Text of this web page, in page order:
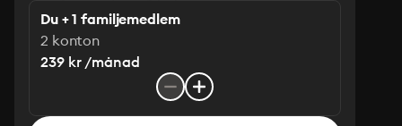
Du + 1 familjemedlem
2 konton
239 kr /månad